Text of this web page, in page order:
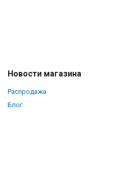
Новости магазина
Распродажа
Блог